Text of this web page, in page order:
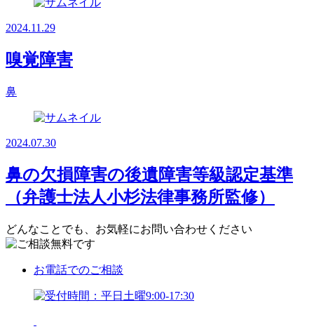
2024.11.29
嗅覚障害
鼻
2024.07.30
鼻の欠損障害の後遺障害等級認定基準
（弁護士法人小杉法律事務所監修）
どんなことでも、お気軽にお問い合わせください
お電話でのご相談